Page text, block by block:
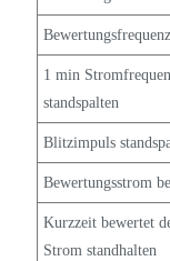
Bewertungsfrequenz
1 min
standspalten
Blitzimpuls
Bewertungsstrom
Kurzzeit bewertet
Strom standhalten